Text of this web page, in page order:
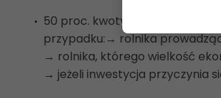
50 proc. kwoty raty
przypadku:→ rolnika
→ rolnika, którego wielkość
→ jeżeli inwestycja przyczynia